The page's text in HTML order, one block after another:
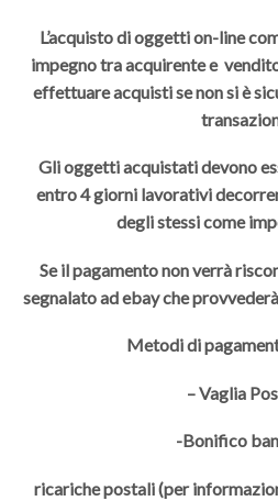
L’acquisto di oggetti on-line
impegno tra acquirente e
effettuare acquisti se non si è
Gli oggetti acquistati devono
entro 4 giorni lavorativi
degli stessi come
Se il pagamento non verrà
segnalato ad ebay che
Metodi di
– Vaglia
-Bonifico
ricariche postali (per